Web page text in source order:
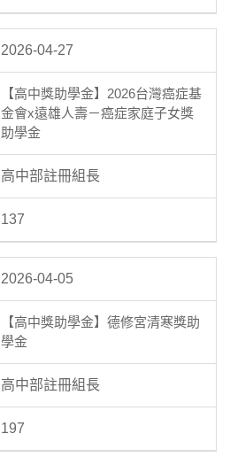
2026-04-27
【高中獎助學金】2026台灣癌症基
金會x遠雄人壽－癌症家庭子女獎
助學金
高中部註冊組長
137
2026-04-05
【高中獎助學金】德修宮清寒獎助
學金
高中部註冊組長
197